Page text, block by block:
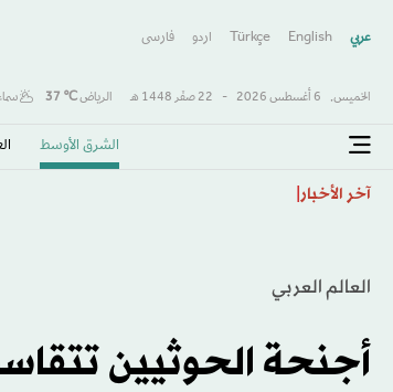
عربي English
Türkçe اردو فارسى
الخميس, 6 أغسطس 2026 - 22 صفَر 1448 هـ الرياض℃
37
الشرق الأوسط​
آخر الأخبار
العالم العربي
أجنحة الحوثيين